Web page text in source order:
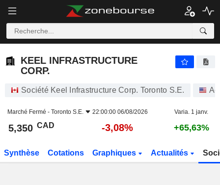
KEEL INFRASTRUCTURE
CORP.
Société Keel Infrastructure Corp. Toronto S.E.
Marché Fermé - Toronto S.E. 22:00:00 06/08/2026 Varia. 1 janv.
5,350 CAD -3,08% +65,63%
Synthèse Cotations Graphiques Actualités